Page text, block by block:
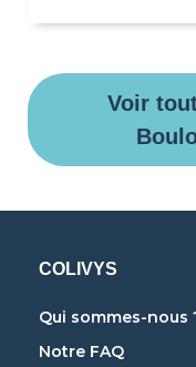
Voir
COLIVYS
Qui sommes-nous
Notre FAQ